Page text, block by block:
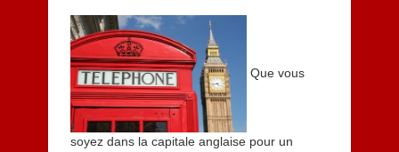
Que vous
soyez dans la capitale anglaise pour un